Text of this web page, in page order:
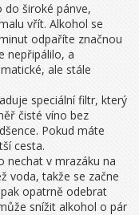
do široké pánve,
vřít. Alkohol se
odpaříte značnou
nepřipálilo, a
ale stále
speciální filtr, který
čisté víno bez
Pokud máte
cesta.
nechat v mrazáku na
voda, takže se začne
opatrně odebrat
snížit alkohol o pár